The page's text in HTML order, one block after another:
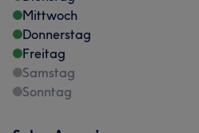
Mittwoch
Donnerstag
Freitag
Samstag
Sonntag